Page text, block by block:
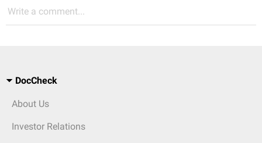
Write a comment...
DocCheck
About Us
Investor Relations